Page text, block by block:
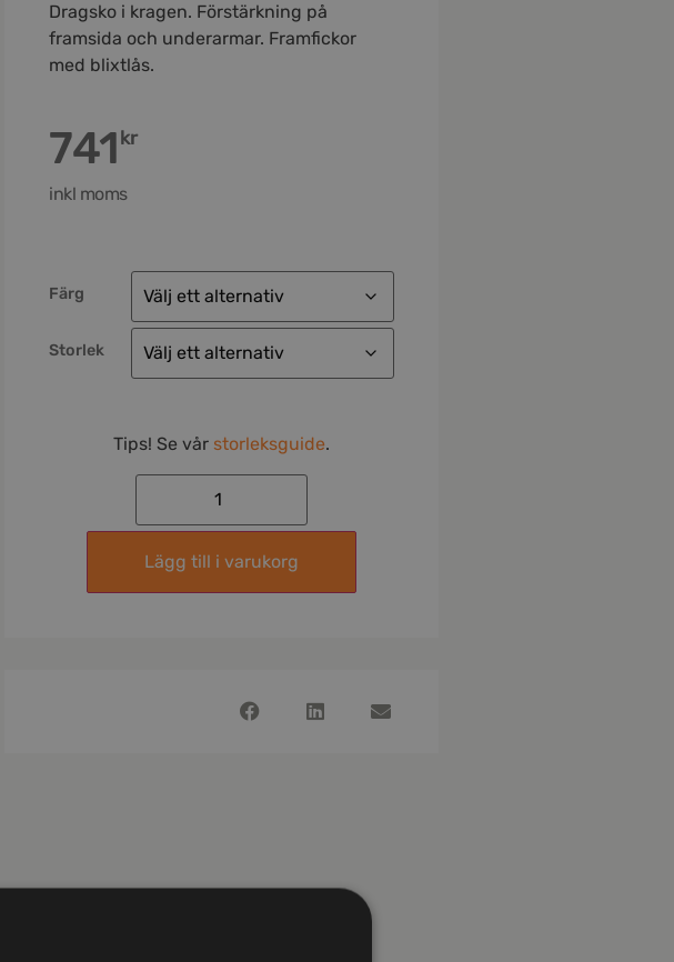
Dragsko i kragen. Förstärkning på
framsida och underarmar. Framfickor
med blixtlås.
741kr
inkl moms
Färg
Storlek
Tips! Se vår storleksguide.
Lägg till i varukorg